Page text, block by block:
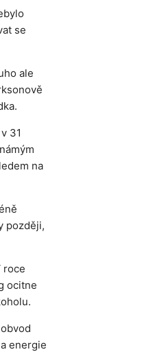
se
ale
31
na
později,
roce
ocitne
energie